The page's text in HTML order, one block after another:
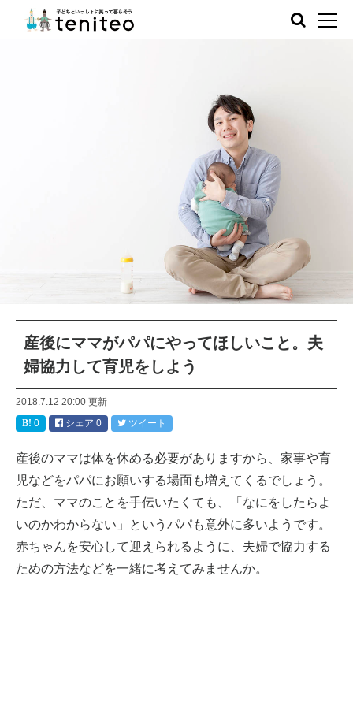
産後にママがパパにやってほしいこと。夫
婦協力して育児をしよう
2018.7.12 20:00 更新
0
シェア 0 ツイート
産後のママは体を休める必要がありますから、家事や育
児などをパパにお願いする場面も増えてくるでしょう。
ただ、ママのことを手伝いたくても、「なにをしたらよ
いのかわからない」というパパも意外に多いようです。
赤ちゃんを安心して迎えられるように、夫婦で協力する
ための方法などを一緒に考えてみませんか。